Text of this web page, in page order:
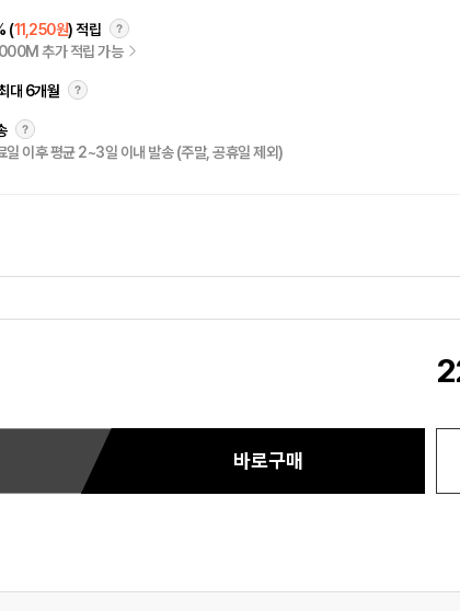
(11,250원) 적립
추가 적립 가능
대 6개월
일 이후 평균 2~3일 이내 발송 (주말, 공휴일 제외)
바로구매